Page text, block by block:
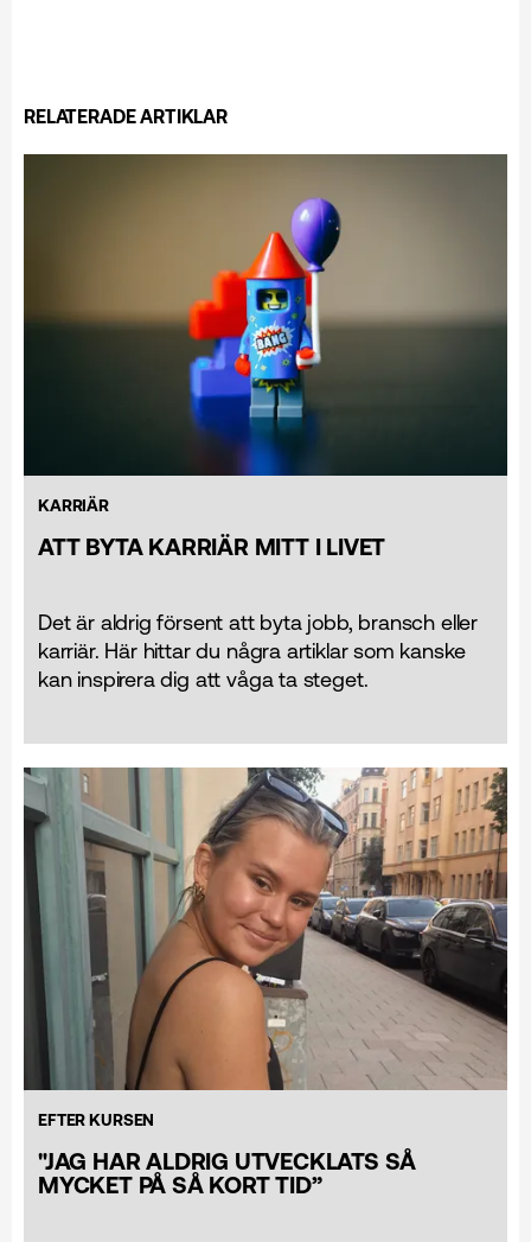
RELATERADE ARTIKLAR
KARRIÄR
ATT BYTA KARRIÄR MITT I LIVET
Det är aldrig försent att byta jobb, bransch eller
karriär. Här hittar du några artiklar som kanske
kan inspirera dig att våga ta steget.
EFTER KURSEN
"JAG HAR ALDRIG UTVECKLATS SÅ
MYCKET PÅ SÅ KORT TID”